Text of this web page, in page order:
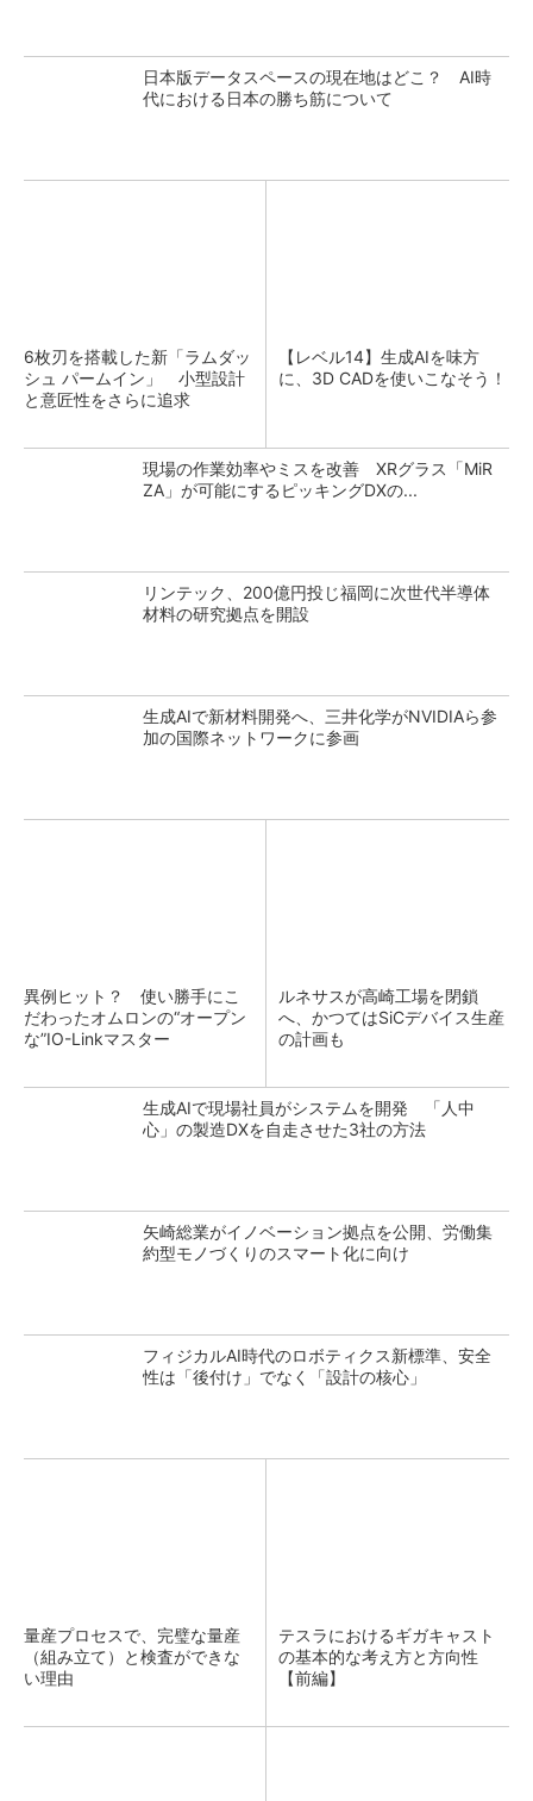
日本版データスペースの現在地はどこ？ AI時
代における日本の勝ち筋について
6枚刃を搭載した新「ラムダッ
シュ パームイン」 小型設計
と意匠性をさらに追求
【レベル14】生成AIを味方
に、3D CADを使いこなそう！
現場の作業効率やミスを改善 XRグラス「MiR
ZA」が可能にするピッキングDXの...
リンテック、200億円投じ福岡に次世代半導体
材料の研究拠点を開設
生成AIで新材料開発へ、三井化学がNVIDIAら参
加の国際ネットワークに参画
異例ヒット？ 使い勝手にこ
だわったオムロンの“オープン
な”IO-Linkマスター
ルネサスが高崎工場を閉鎖
へ、かつてはSiCデバイス生産
の計画も
生成AIで現場社員がシステムを開発 「人中
心」の製造DXを自走させた3社の方法
矢崎総業がイノベーション拠点を公開、労働集
約型モノづくりのスマート化に向け
フィジカルAI時代のロボティクス新標準、安全
性は「後付け」でなく「設計の核心」
量産プロセスで、完璧な量産
（組み立て）と検査ができな
い理由
テスラにおけるギガキャスト
の基本的な考え方と方向性
【前編】